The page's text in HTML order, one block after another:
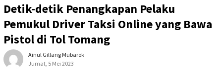
Detik-detik Penangkapan Pelaku
Pemukul Driver Taksi Online yang Bawa
Pistol di Tol Tomang
Ainul Gillang Mubarok
Jumat, 5 Mei 2023